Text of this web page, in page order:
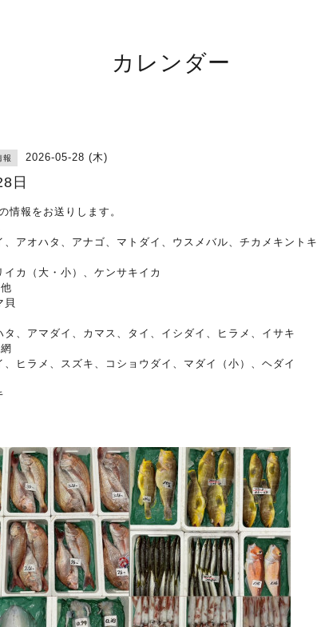
カレンダー
報 2026-05-28 (木)
日
情報をお送りします。
、アオハタ、アナゴ、マトダイ、ウスメバル、チカメキントキ
イカ（大・小）、ケンサキイカ
貝
タ、アマダイ、カマス、タイ、イシダイ、ヒラメ、イサキ
、ヒラメ、スズキ、コショウダイ、マダイ（小）、ヘダイ